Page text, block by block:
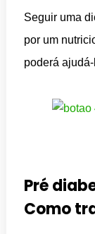
Seguir uma
por um
poderá
Pré
Como